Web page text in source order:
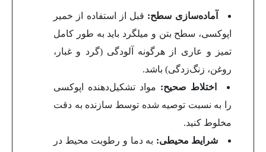
آماده‌سازی سطح: قبل از استفاده از خمیر
اپوکسی، سطح بتن و میلگرد باید به طور کامل
تمیز و عاری از هرگونه آلودگی (گرد و غبار،
روغن، زنگ‌زدگی) باشد.
اختلاط صحیح: مواد تشکیل‌دهنده اپوکسی
را به نسبت توصیه شده توسط سازنده به دقت
مخلوط کنید.
شرایط محیطی: به دما و رطوبت محیط در